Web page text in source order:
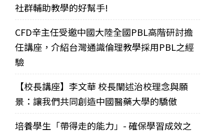
社群輔助教學的好幫手!
CFD辛主任受邀中國大陸全國PBL高階研討擔
任講座，介紹台灣通識倫理教學採用PBL之經
驗
【校長講座】李文華 校長闡述治校理念與願
景：讓我們共同創造中國醫藥大學的驕傲
培養學生「帶得走的能力」- 確保學習成效之